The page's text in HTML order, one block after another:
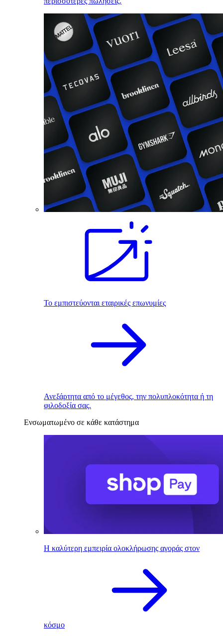
Το εμπιστεύονται εταιρικές επωνυμίες
Ανεξάρτητα από το μέγεθος, την πολυπλοκότητα ή τη
φιλοδοξία σας.
Ενσωματωμένο σε κάθε κατάστημα
Η καλύτερη εμπειρία ολοκλήρωσης αγοράς στον
κόσμο